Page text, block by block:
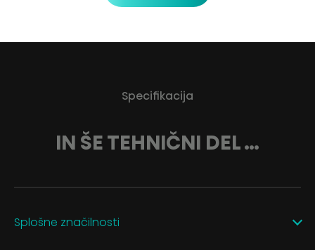
Specifikacija
IN ŠE TEHNIČNI DEL …
Splošne značilnosti